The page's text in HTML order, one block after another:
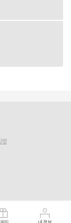
령
드 내 정보